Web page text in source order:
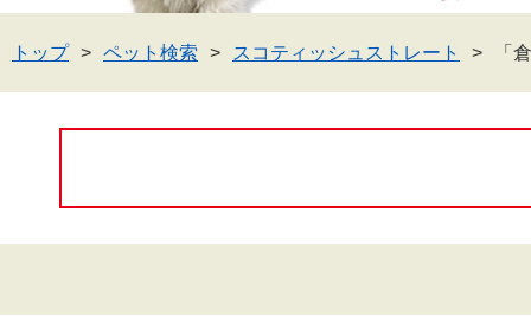
トップ ペット検索 スコティッシュストレート 「